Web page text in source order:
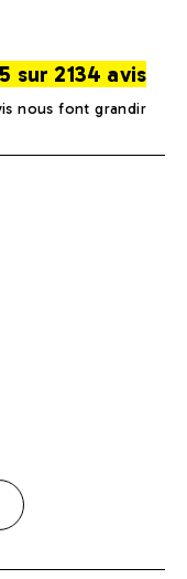
sur 2134 avis
nous font grandir